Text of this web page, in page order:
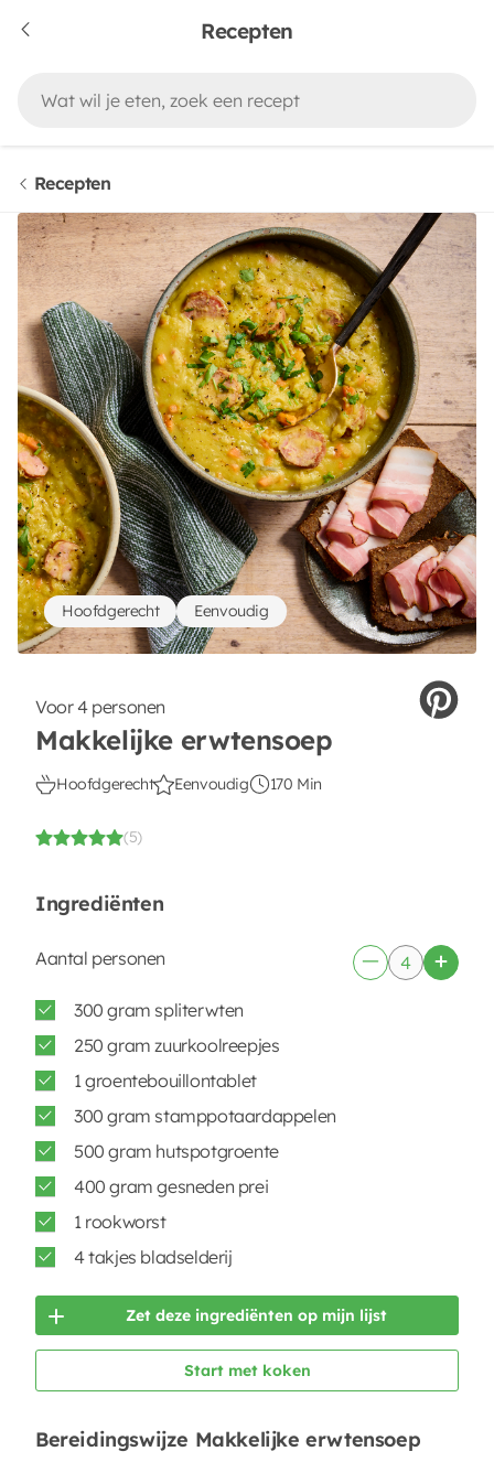
Recepten
Recepten
Voor 4 personen
Makkelijke erwtensoep
Hoofdgerecht Eenvoudig 170 Min
(5)
Hoofdgerecht Eenvoudig
Ingrediënten
Aantal personen
300 gram spliterwten
250 gram zuurkoolreepjes
1 groentebouillontablet
300 gram stamppotaardappelen
500 gram hutspotgroente
400 gram gesneden prei
1 rookworst
4 takjes bladselderij
Zet deze ingrediënten op mijn lijst
Start met koken
Bereidingswijze Makkelijke erwtensoep